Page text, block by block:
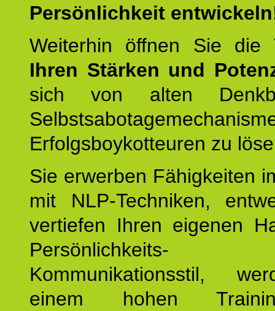
Persönlichkeit
Weiterhin öffnen Sie
Ihren Stärken und
sich von alten
Erfolgsboykotteuren zu
Sie erwerben Fähigkeiten
mit NLP-Techniken,
vertiefen Ihren eigenen
Kommunikationsstil,
einem hohen